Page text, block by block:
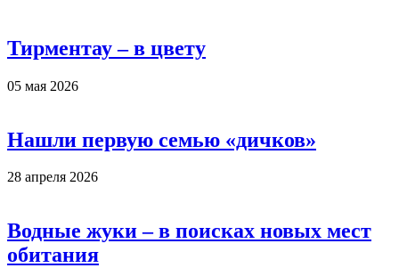
Тирментау – в цвету
05 мая 2026
Нашли первую семью «дичков»
28 апреля 2026
Водные жуки – в поисках новых мест
обитания